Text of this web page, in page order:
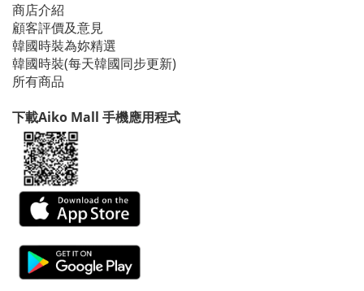
商店介紹
顧客評價及意見
韓國時裝為妳精選
韓國時裝(每天韓國同步更新)
所有商品
下載Aiko Mall 手機應用程式